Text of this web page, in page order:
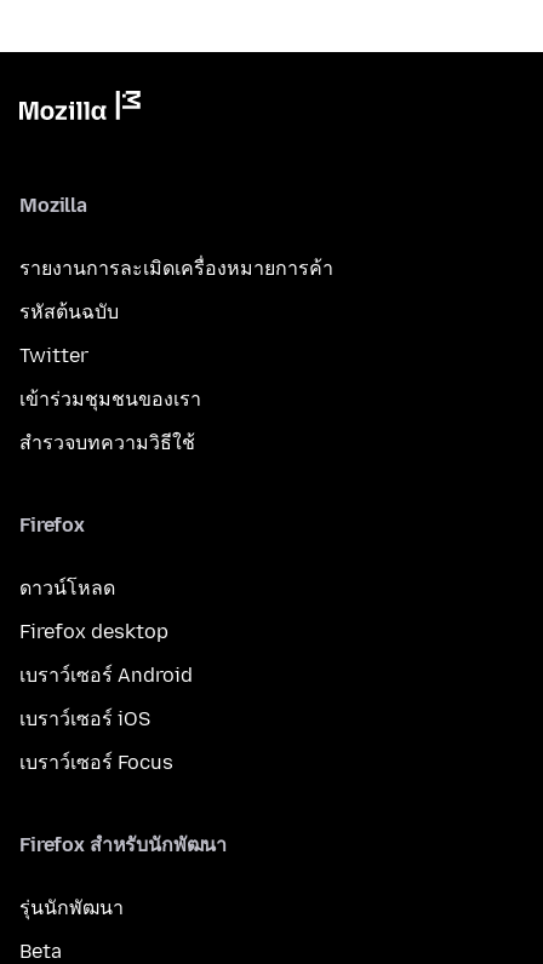
Mozilla
รายงานการละเมิดเครื่องหมายการค้า
รหัสต้นฉบับ
Twitter
เข้าร่วมชุมชนของเรา
สำรวจบทความวิธีใช้
Firefox
ดาวน์โหลด
Firefox desktop
เบราว์เซอร์ Android
เบราว์เซอร์ iOS
เบราว์เซอร์ Focus
Firefox สำหรับนักพัฒนา
รุ่นนักพัฒนา
Beta